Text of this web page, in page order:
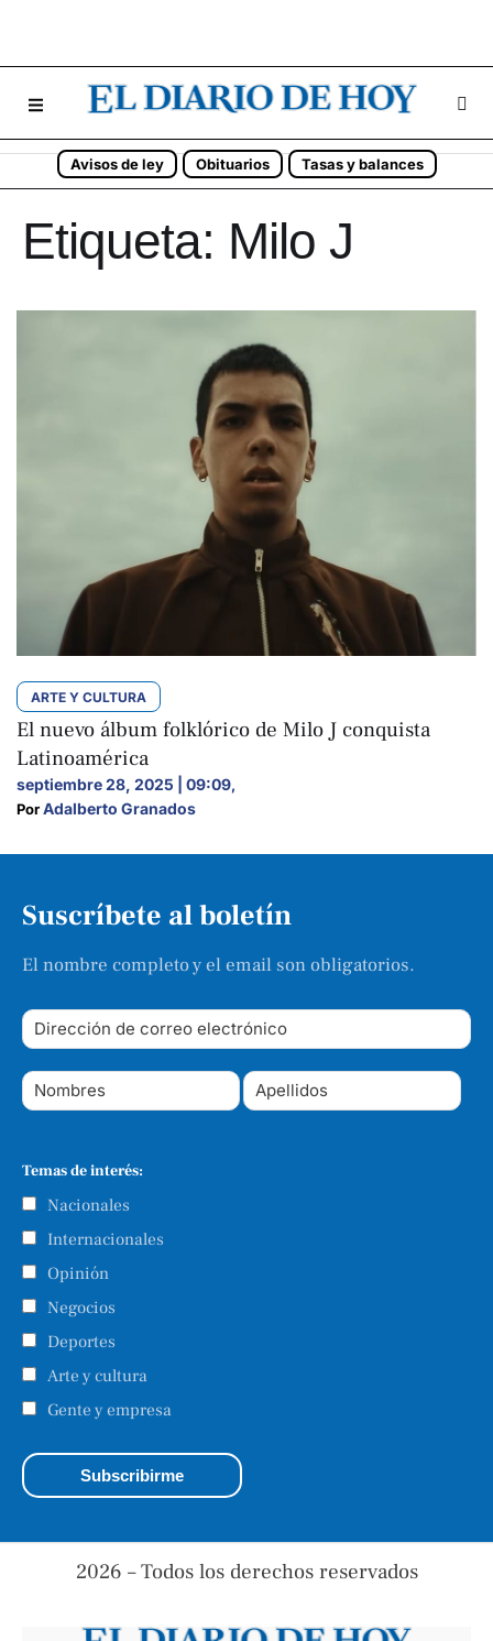
Avisos de ley Obituarios Tasas y balances
Etiqueta: Milo J
ARTE Y CULTURA
El nuevo álbum folklórico de Milo J conquista
Latinoamérica
septiembre 28, 2025 | 09:09,
Por Adalberto Granados
Suscríbete al boletín
El nombre completo y el email son obligatorios.
Temas de interés:
Nacionales
Internacionales
Opinión
Negocios
Deportes
Arte y cultura
Gente y empresa
2026 – Todos los derechos reservados